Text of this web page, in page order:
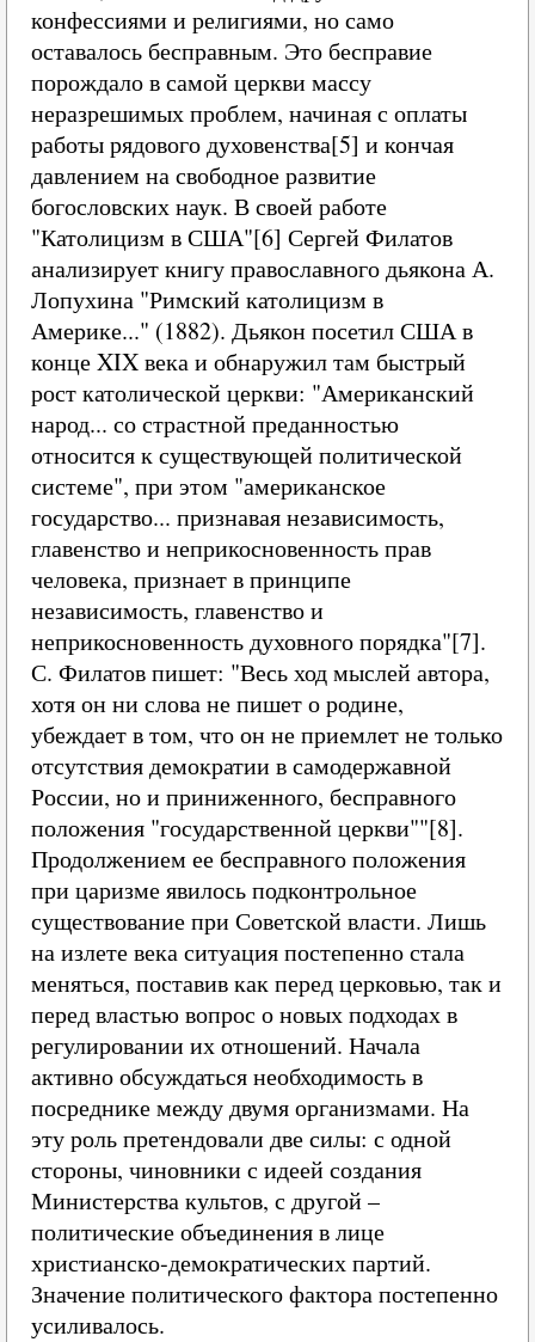
конфессиями и религиями, но само
оставалось бесправным. Это бесправие
порождало в самой церкви массу
неразрешимых проблем, начиная с оплаты
работы рядового духовенства[5] и кончая
давлением на свободное развитие
богословских наук. В своей работе
"Католицизм в США"[6] Сергей Филатов
анализирует книгу православного дьякона А.
Лопухина "Римский католицизм в
Америке..." (1882). Дьякон посетил США в
конце XIX века и обнаружил там быстрый
рост католической церкви: "Американский
народ... со страстной преданностью
относится к существующей политической
системе", при этом "американское
государство... признавая независимость,
главенство и неприкосновенность прав
человека, признает в принципе
независимость, главенство и
неприкосновенность духовного порядка"[7].
С. Филатов пишет: "Весь ход мыслей автора,
хотя он ни слова не пишет о родине,
убеждает в том, что он не приемлет не только
отсутствия демократии в самодержавной
России, но и приниженного, бесправного
положения "государственной церкви""[8].
Продолжением ее бесправного положения
при царизме явилось подконтрольное
существование при Советской власти. Лишь
на излете века ситуация постепенно стала
меняться, поставив как перед церковью, так и
перед властью вопрос о новых подходах в
регулировании их отношений. Начала
активно обсуждаться необходимость в
посреднике между двумя организмами. На
эту роль претендовали две силы: с одной
стороны, чиновники с идеей создания
Министерства культов, с другой –
политические объединения в лице
христианско‑демократических партий.
Значение политического фактора постепенно
усиливалось.